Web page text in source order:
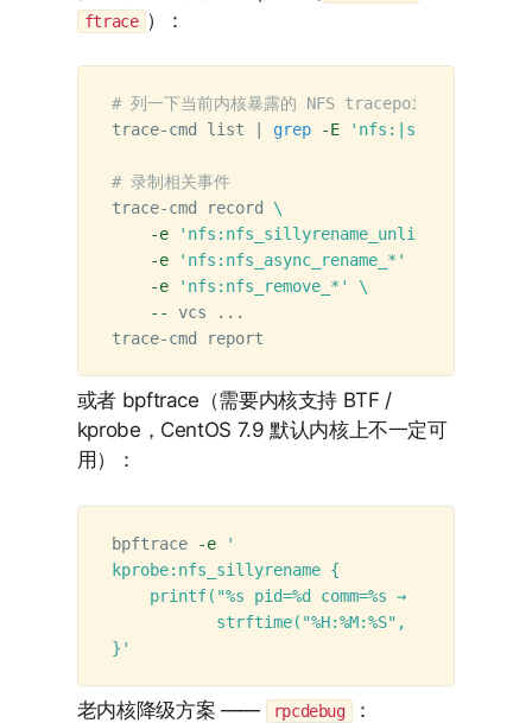
ftrace ）：
# 列一下当前内核暴露的 NFS tracepoint
trace-cmd list | grep -E 'nfs:|sunrpc:'
# 录制相关事件
trace-cmd record \
-e
'nfs:nfs_sillyrename_unlink'
-e
'nfs:nfs_async_rename_*'
-e
'nfs:nfs_remove_*'
\
--
vcs ...
或者 bpftrace（需要内核支持 BTF /
kprobe，CentOS 7.9 默认内核上不一定可
用）：
bpftrace -e
'
kprobe:nfs_sillyrename {
printf("%s pid=%d comm=%s →
strftime("%H:%M:%S", nsecs),
}'
老内核降级方案 —— rpcdebug ：